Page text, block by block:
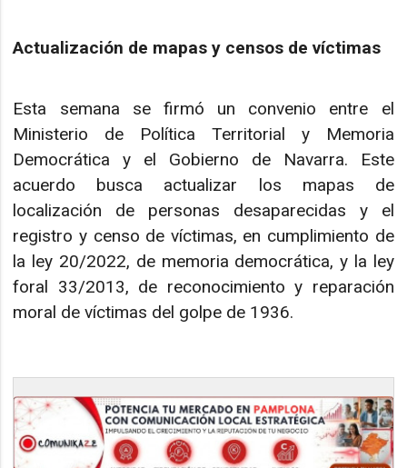
Actualización de mapas y censos de víctimas
Esta semana se firmó un convenio entre el
Ministerio de Política Territorial y Memoria
Democrática y el Gobierno de Navarra. Este
acuerdo busca actualizar los mapas de
localización de personas desaparecidas y el
registro y censo de víctimas, en cumplimiento de
la ley 20/2022, de memoria democrática, y la ley
foral 33/2013, de reconocimiento y reparación
moral de víctimas del golpe de 1936.